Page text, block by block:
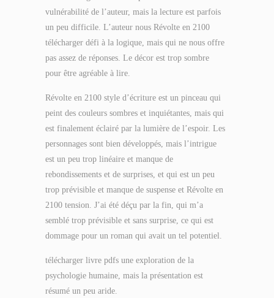
vulnérabilité de l’auteur, mais la lecture est parfois
un peu difficile. L’auteur nous Révolte en 2100
télécharger défi à la logique, mais qui ne nous offre
pas assez de réponses. Le décor est trop sombre
pour être agréable à lire.
Révolte en 2100 style d’écriture est un pinceau qui
peint des couleurs sombres et inquiétantes, mais qui
est finalement éclairé par la lumière de l’espoir. Les
personnages sont bien développés, mais l’intrigue
est un peu trop linéaire et manque de
rebondissements et de surprises, et qui est un peu
trop prévisible et manque de suspense et Révolte en
2100 tension. J’ai été déçu par la fin, qui m’a
semblé trop prévisible et sans surprise, ce qui est
dommage pour un roman qui avait un tel potentiel.
télécharger livre pdfs une exploration de la
psychologie humaine, mais la présentation est
résumé un peu aride.